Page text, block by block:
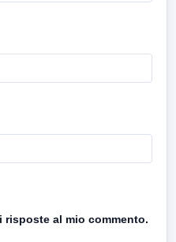
risposte al mio commento.